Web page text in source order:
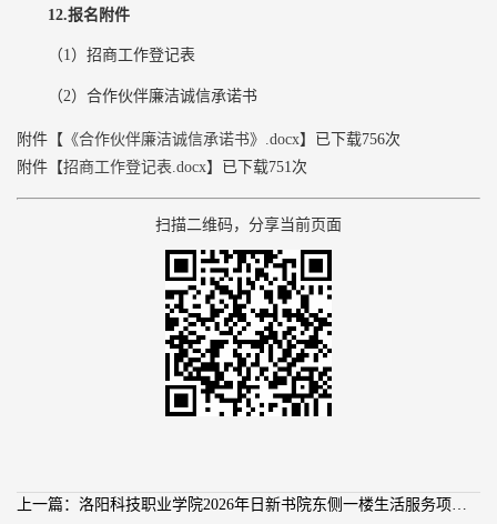
12.报名附件
（1）招商工作登记表
（2）合作伙伴廉洁诚信承诺书
附件【 《合作伙伴廉洁诚信承诺书》.docx】已下载756次
附件【招商工作登记表.docx】已下载751 次
扫描二维码，分享当前页面
上一篇：洛阳科技职业学院2026年日新书院东侧一楼生活服务项目招商公告